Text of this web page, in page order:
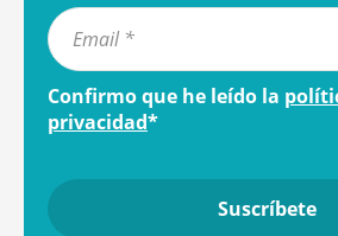
Confirmo que he leído la
privacidad*